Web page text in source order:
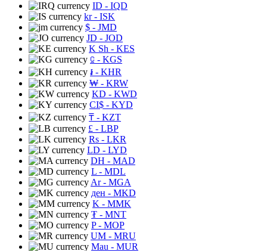
ID - IQD
kr- ISK
$ - JMD
JD - JOD
K Sh - KES
⃀ - KGS
៛ - KHR
₩ - KRW
KD - KWD
CI$ - KYD
₸ - KZT
£ - LBP
Rs - LKR
LD - LYD
DH - MAD
L - MDL
Ar- MGA
ден - MKD
K - MMK
₮ - MNT
P- MOP
UM - MRU
Mau - MUR